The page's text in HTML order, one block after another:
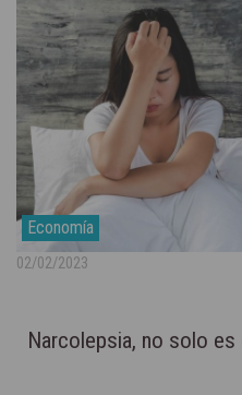
Economía
02/02/2023
Narcolepsia, no solo